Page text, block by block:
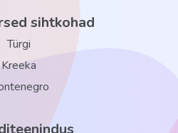
sihtkohad
Türgi
Kreeka